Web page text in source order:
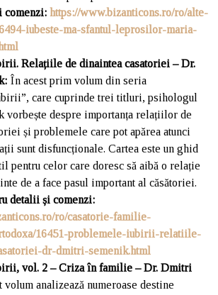
comenzi: https://www.bizanticons.ro/ro/alte-
iubeste-ma-sfantul-leprosilor-maria-
Relațiile de dinaintea casatoriei – Dr.
În acest prim volum din seria
care cuprinde trei titluri, psihologul
vorbește despre importanța relațiilor de
și problemele care pot apărea atunci
sunt disfuncționale. Cartea este un ghid
pentru celor care doresc să aibă o relație
de a face pasul important al căsătoriei.
detalii și comenzi:
ro/casatorie-familie-
16451-problemele-iubirii-relatiile-
dr-dmitri-semenik.html
vol. 2 – Criza în familie – Dr. Dmitri
volum analizează numeroase destine